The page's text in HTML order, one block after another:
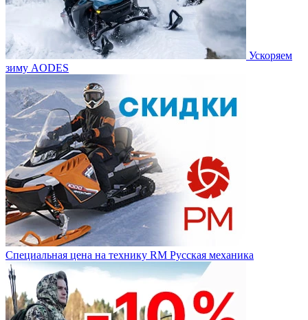
Ускоряем
зиму AODES
Специальная цена на технику RM Русская механика